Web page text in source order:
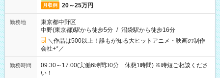
月収例 20～25万円
勤務地
東京都中野区
中野(東京都)駅から徒歩5分 / 沼袋駅から徒歩16分
＼作品は500以上！誰もが知る大ヒットアニメ・映画の制作
会社+*／
勤務時間
09:30～17:00(実働6時間30分 休憩1時間) ※時短ご相談くださ
い！